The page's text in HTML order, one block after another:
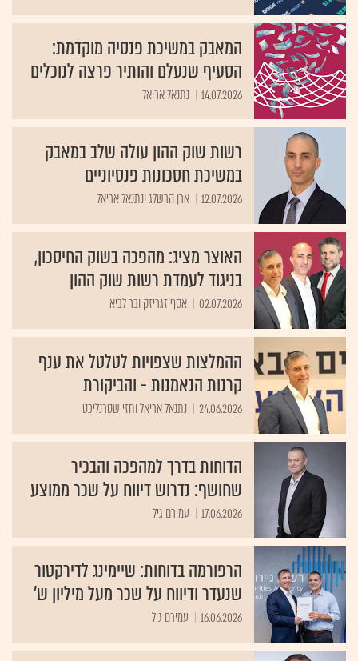
המאבק במשיכת פנסיה מוקדמת:
הסעיף שנעלם והותיר פרצה לנוכלים
14.07.2026 נתנאל אריאל
רשות שוק ההון עולה שלב במאבק
במשיכת חסכונות פנסיוניים
12.07.2026 ארן הרשלג ונתנאל אריאל
האוצר מציג: מהפכה בשוק החיסכון,
בניגוד לעמדת רשות שוק ההון
02.07.2026 אסף זגריזק ובר לביא
ההמלצות שצפויות לטלטל את ענף
קרנות הנאמנות - והביקורת
24.06.2026 נתנאל אריאל וחזי שטרנליכט
הדוחות בדרך למהפכה והבכיר
שחושף: נדרוש דיווח על שכר ממוצע
17.06.2026 עמירם גיל
הרפורמה בדוחות: שיימינג לדירקטור
שנעדר ודיווח על שכר מעל מיליון ש'
16.06.2026 עמירם גיל